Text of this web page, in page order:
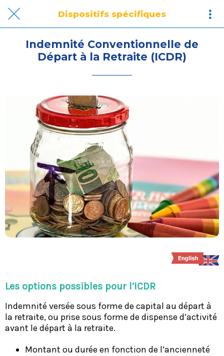
Dispositifs spécifiques
Indemnité Conventionnelle de
Départ à la Retraite (ICDR)
Les options possibles pour l’ICDR
Indemnité versée sous forme de capital au départ à
la retraite, ou prise sous forme de dispense d’activité
avant le départ à la retraite.
Montant ou durée en fonction de l’ancienneté